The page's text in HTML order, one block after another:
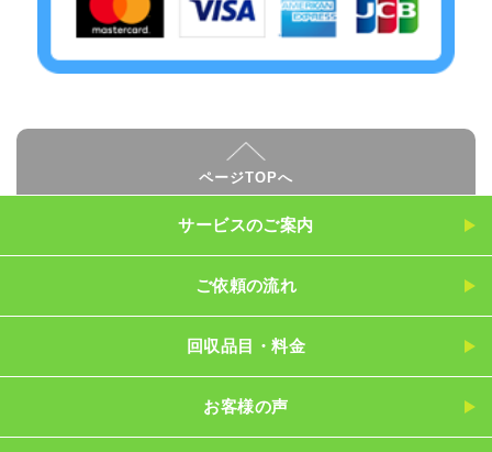
ページTOPへ
サービスのご案内
ご依頼の流れ
回収品目・料金
お客様の声